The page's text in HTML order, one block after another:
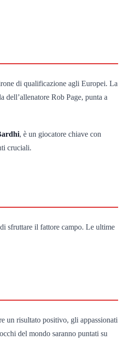
di qualificazione agli Europei. La
dell’allenatore Rob Page, punta a
, è un giocatore chiave con
cruciali.
sfruttare il fattore campo. Le ultime
un risultato positivo, gli appassionati
del mondo saranno puntati su